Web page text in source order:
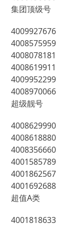
集团顶级号
4009927676
4008575959
4008078181
4008619911
4009952299
4008970066
超级靓号
4008629990
4008618880
4008356660
4001585789
4001862567
4001692688
超值A类
4001818633